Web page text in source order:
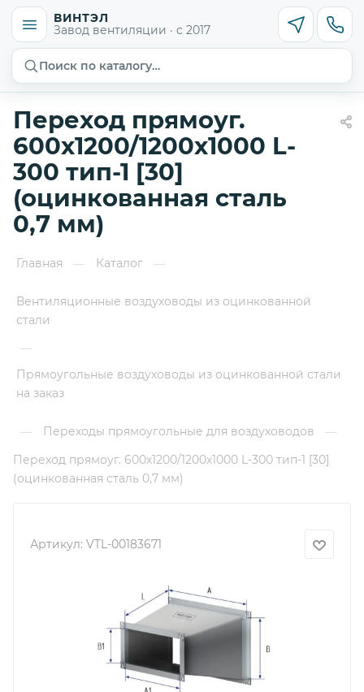
ВИНТЭЛ
Завод вентиляции · с 2017
Поиск по каталогу…
Переход прямоуг.
600х1200/1200х1000 L-
300 тип-1 [30]
(оцинкованная сталь
0,7 мм)
Главная — Каталог —
Вентиляционные воздуховоды из оцинкованной
стали
—
Прямоугольные воздуховоды из оцинкованной стали
на заказ
— Переходы прямоугольные для воздуховодов
—
Переход прямоуг. 600х1200/1200х1000 L-300 тип-1 [30]
(оцинкованная сталь 0,7 мм)
Артикул: VTL-00183671